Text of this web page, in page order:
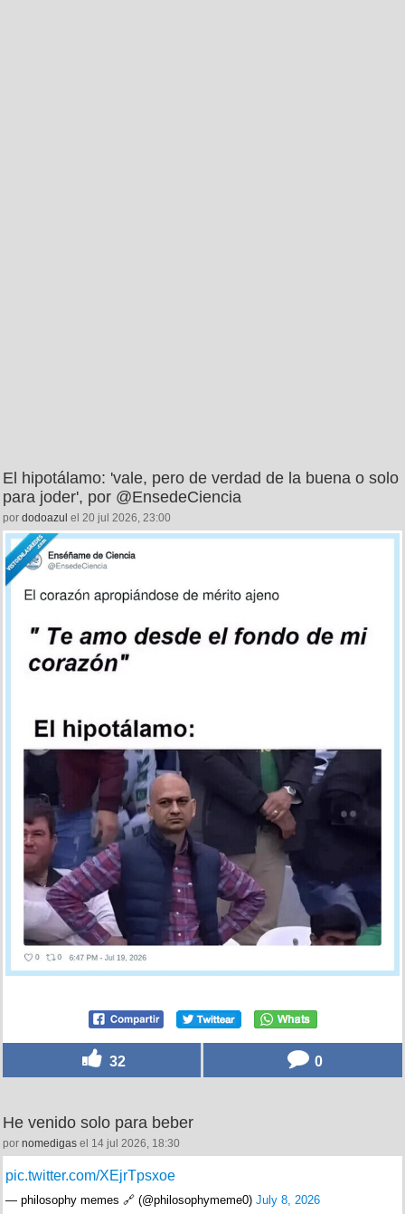
El hipotálamo: 'vale, pero de verdad de la buena o solo
para joder', por @EnsedeCiencia
por dodoazul el 20 jul 2026, 23:00
32 0
He venido solo para beber
por nomedigas el 14 jul 2026, 18:30
pic.twitter.com/XEjrTpsxoe
— philosophy memes 🔗 (@philosophymeme0) July 8, 2026